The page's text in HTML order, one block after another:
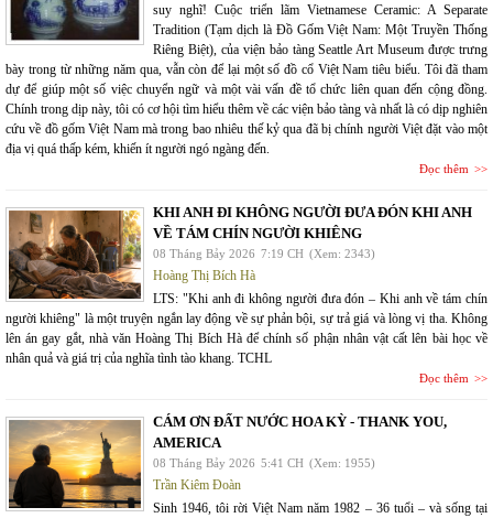
suy nghĩ! Cuộc triển lãm Vietnamese Ceramic: A Separate
Tradition (Tạm dịch là Đồ Gốm Việt Nam: Một Truyền Thống
Riêng Biệt), của viện bảo tàng Seattle Art Museum được trưng
bày trong từ những năm qua, vẫn còn để lại một số đồ cổ Việt Nam tiêu biểu. Tôi đã tham
dự để giúp một số việc chuyển ngữ và một vài vấn đề tổ chức liên quan đến cộng đồng.
Chính trong dịp này, tôi có cơ hội tìm hiểu thêm về các viện bảo tàng và nhất là có dịp nghiên
cứu về đồ gốm Việt Nam mà trong bao nhiêu thế kỷ qua đã bị chính người Việt đặt vào một
địa vị quá thấp kém, khiến ít người ngó ngàng đến.
Đọc thêm
KHI ANH ĐI KHÔNG NGƯỜI ĐƯA ĐÓN KHI ANH
VỀ TÁM CHÍN NGƯỜI KHIÊNG
08 Tháng Bảy 2026 7:19 CH (Xem: 2343)
Hoàng Thị Bích Hà
LTS: "Khi anh đi không người đưa đón – Khi anh về tám chín
người khiêng" là một truyện ngắn lay động về sự phản bội, sự trả giá và lòng vị tha. Không
lên án gay gắt, nhà văn Hoàng Thị Bích Hà để chính số phận nhân vật cất lên bài học về
nhân quả và giá trị của nghĩa tình tào khang. TCHL
Đọc thêm
CÁM ƠN ĐẤT NƯỚC HOA KỲ - THANK YOU,
AMERICA
08 Tháng Bảy 2026 5:41 CH (Xem: 1955)
Trần Kiêm Đoàn
Sinh 1946, tôi rời Việt Nam năm 1982 – 36 tuổi – và sống tại